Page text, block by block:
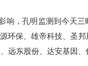
，孔明监测到今天三
环保、雄帝科技、圣
远东股份、达安基因、